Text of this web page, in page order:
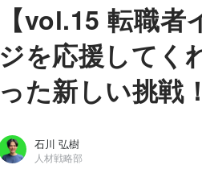
【vol.15 転職
ジを応援してく
った新しい挑戦！
石川 弘樹
人材戦略部